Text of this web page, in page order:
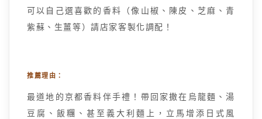
可以自己選喜歡的香料（像山椒、陳皮、芝麻、青
紫蘇、生薑等）請店家客製化調配！
推薦理由：
最道地的京都香料伴手禮！帶回家撒在烏龍麵、湯
豆腐、飯糰、甚至義大利麵上，立馬增添日式風